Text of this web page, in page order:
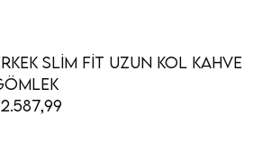
Slim Fit Uzun Kol Kahve